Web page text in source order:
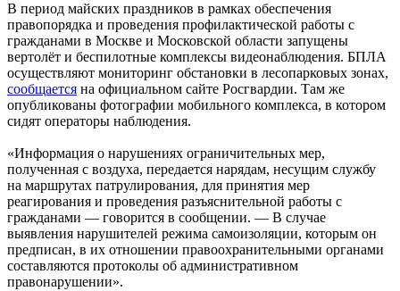
В период майских праздников в рамках обеспечения
правопорядка и проведения профилактической работы с
гражданами в Москве и Московской области запущены
вертолёт и беспилотные комплексы видеонаблюдения. БПЛА
осуществляют мониторинг обстановки в лесопарковых зонах,
сообщается на официальном сайте Росгвардии. Там же
опубликованы фотографии мобильного комплекса, в котором
сидят операторы наблюдения.
«Информация о нарушениях ограничительных мер,
полученная с воздуха, передается нарядам, несущим службу
на маршрутах патрулирования, для принятия мер
реагирования и проведения разъяснительной работы с
гражданами — говорится в сообщении. — В случае
выявления нарушителей режима самоизоляции, которым он
предписан, в их отношении правоохранительными органами
составляются протоколы об административном
правонарушении».